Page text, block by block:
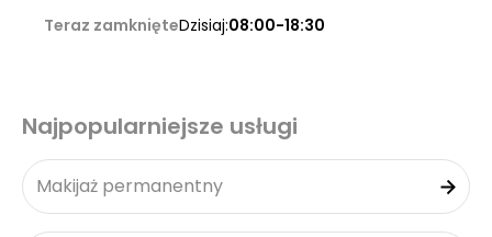
Teraz zamknięteDzisiaj:08:00-18:30
Najpopularniejsze usługi
Makijaż permanentny